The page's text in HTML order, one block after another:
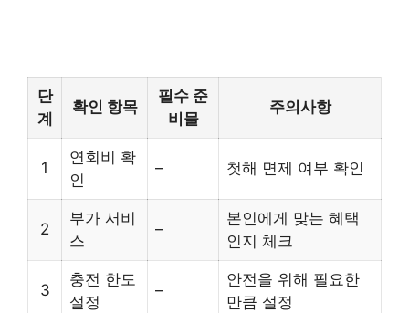
단
계
확인 항목
필수 준
비물
주의사항
1
연회비 확
인
– 첫해 면제 여부 확인
2
부가 서비
스
–
본인에게 맞는 혜택
인지 체크
3
충전 한도
설정
–
안전을 위해 필요한
만큼 설정